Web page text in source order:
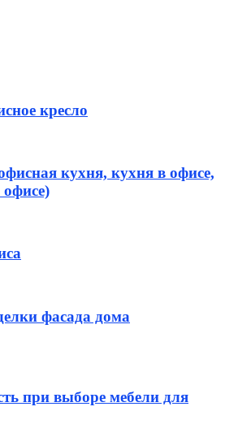
кресло
кухня, кухня в офисе,
фасада дома
при выборе мебели для